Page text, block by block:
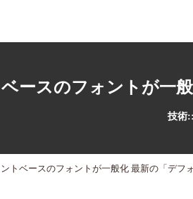
ースのフォントが一
技術
トベースのフォントが一般化 最新の「デフ